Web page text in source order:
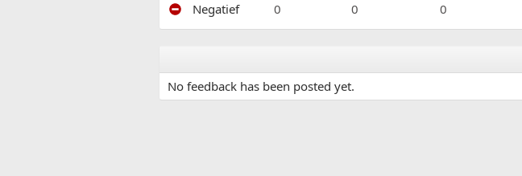
Negatief
0 0 0
No feedback has been posted yet.